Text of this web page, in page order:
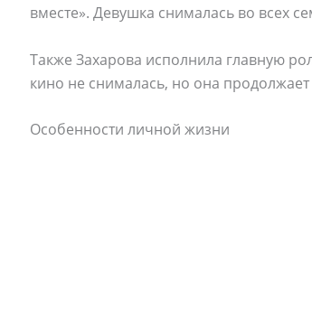
вместе». Девушка снималась во всех
Также Захарова исполнила главную
кино не снималась, но она
Особенности личной жизни